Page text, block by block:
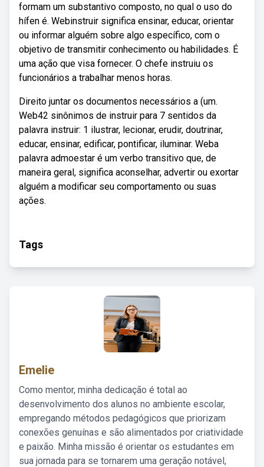
formam um substantivo composto, no qual o uso do
hífen é. Webinstruir significa ensinar, educar, orientar
ou informar alguém sobre algo específico, com o
objetivo de transmitir conhecimento ou habilidades. É
uma ação que visa fornecer. O chefe instruiu os
funcionários a trabalhar menos horas.
Direito juntar os documentos necessários a (um.
Web42 sinônimos de instruir para 7 sentidos da
palavra instruir: 1 ilustrar, lecionar, erudir, doutrinar,
educar, ensinar, edificar, pontificar, iluminar. Weba
palavra admoestar é um verbo transitivo que, de
maneira geral, significa aconselhar, advertir ou exortar
alguém a modificar seu comportamento ou suas
ações.
Tags
Emelie
Como mentor, minha dedicação é total ao
desenvolvimento dos alunos no ambiente escolar,
empregando métodos pedagógicos que priorizam
conexões genuínas e são alimentados por criatividade
e paixão. Minha missão é orientar os estudantes em
sua jornada para se tornarem uma geração notável,